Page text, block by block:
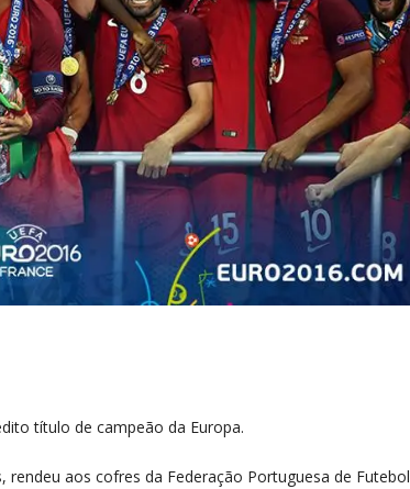
título de campeão da Europa.
aos cofres da Federação Portuguesa de Futebol